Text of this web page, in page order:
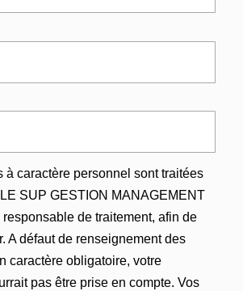
à caractère personnel sont traitées
SUP GESTION MANAGEMENT
de traitement, afin de
A défaut de renseignement des
caractère obligatoire, votre
pas être prise en compte. Vos